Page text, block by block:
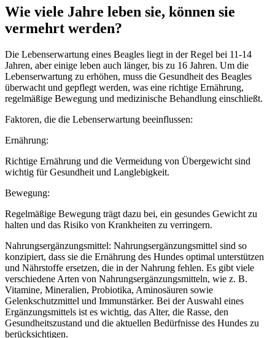
Wie viele Jahre leben sie, können sie
vermehrt werden?
Die Lebenserwartung eines Beagles liegt in der Regel bei 11-14
Jahren, aber einige leben auch länger, bis zu 16 Jahren. Um die
Lebenserwartung zu erhöhen, muss die Gesundheit des Beagles
überwacht und gepflegt werden, was eine richtige Ernährung,
regelmäßige Bewegung und medizinische Behandlung einschließt.
Faktoren, die die Lebenserwartung beeinflussen:
Ernährung:
Richtige Ernährung und die Vermeidung von Übergewicht sind
wichtig für Gesundheit und Langlebigkeit.
Bewegung:
Regelmäßige Bewegung trägt dazu bei, ein gesundes Gewicht zu
halten und das Risiko von Krankheiten zu verringern.
Nahrungsergänzungsmittel: Nahrungsergänzungsmittel sind so
konzipiert, dass sie die Ernährung des Hundes optimal unterstützen
und Nährstoffe ersetzen, die in der Nahrung fehlen. Es gibt viele
verschiedene Arten von Nahrungsergänzungsmitteln, wie z. B.
Vitamine, Mineralien, Probiotika, Aminosäuren sowie
Gelenkschutzmittel und Immunstärker. Bei der Auswahl eines
Ergänzungsmittels ist es wichtig, das Alter, die Rasse, den
Gesundheitszustand und die aktuellen Bedürfnisse des Hundes zu
berücksichtigen.